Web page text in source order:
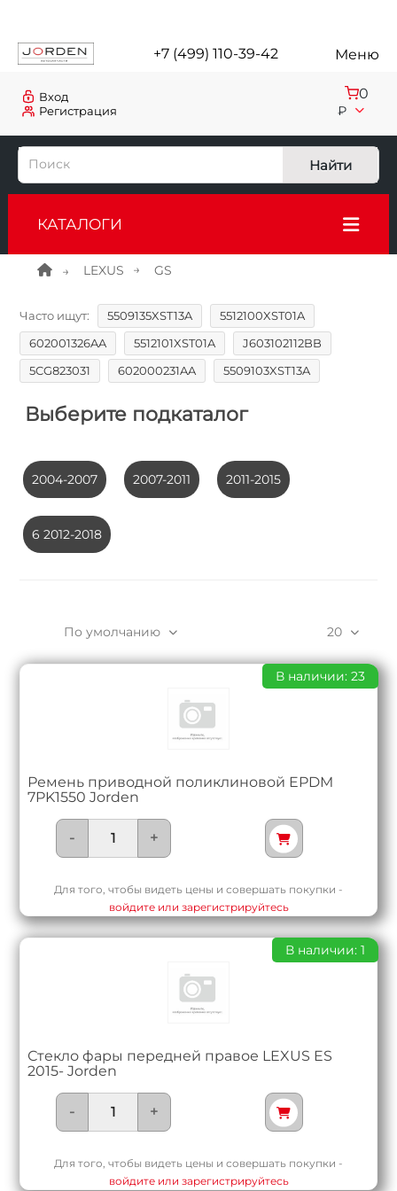
+7 (499) 110-39-42 Меню
Регистрация
Вход 0
₽
Найти
КАТАЛОГИ
LEXUS GS
Часто ищут: 5509135XST13A
5512100XST01A
602001326AA
5512101XST01A
J603102112BB
5CG823031
602000231AA 5509103XST13A
Выберите подкаталог
2004-2007 2007-2011 2011-2015
6 2012-2018
20
По умолчанию
Ремень приводной поликлиновой EPDM
7PK1550 Jorden
В наличии: 23
- +
Для того, чтобы видеть цены и совершать покупки -
войдите или зарегистрируйтесь
Стекло фары передней правое LEXUS ES
2015- Jorden
В наличии: 1
- +
Для того, чтобы видеть цены и совершать покупки -
войдите или зарегистрируйтесь